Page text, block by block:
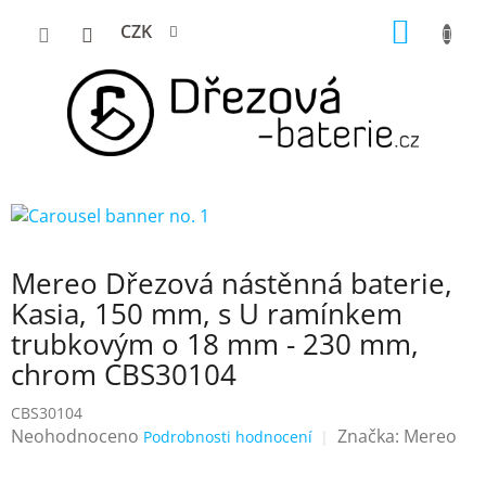
CZK
Mereo Dřezová nástěnná baterie,
Kasia, 150 mm, s U ramínkem
trubkovým o 18 mm - 230 mm,
chrom CBS30104
CBS30104
Průměrné
Neohodnoceno Podrobnosti hodnocení Značka: Mereo